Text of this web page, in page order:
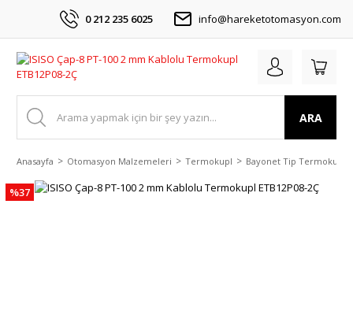
0 212 235 6025 info@hareketotomasyon.com
ARA
Anasayfa Otomasyon Malzemeleri Termokupl Bayonet Tip Termokupl
%37